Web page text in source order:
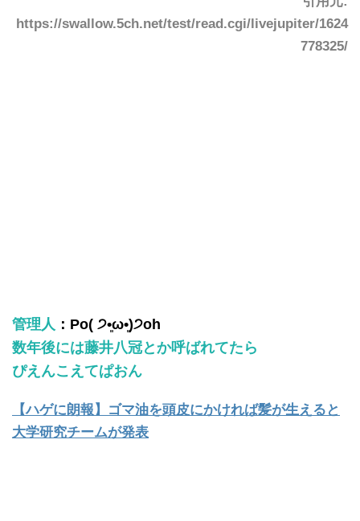
https://swallow.5ch.net/test/read.cgi/livejupiter/1624
778325/
管理人 ：Po( ੭•͈ω•͈)੭oh
数年後には藤井八冠とか呼ばれてたら
ぴえんこえてぱおん
【ハゲに朗報】ゴマ油を頭皮にかければ髪が生えると
大学研究チームが発表